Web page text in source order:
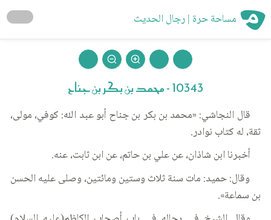
مساحة حرة | رجال الحديث
10343 - محمد بن بكر بن جناح
قال النجاشي: «محمد بن بكر بن جناح أبو عبد الله: كوفي، مولى،
ثقة، له كتاب نوادر.
أخبرنا ابن شاذان، عن علي بن حاتم، عن ابن ثابت، عنه.
وقال: حميد: مات سنة ثلاث وستين ومائتين، وصلى عليه الحسن
بن سماعة».